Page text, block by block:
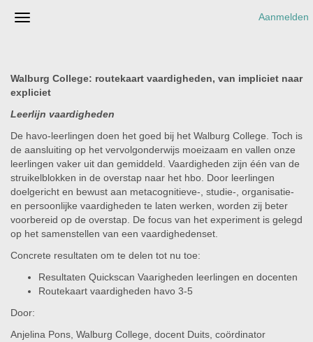
Aanmelden
Walburg College: routekaart vaardigheden, van impliciet naar
expliciet
Leerlijn vaardigheden
De havo-leerlingen doen het goed bij het Walburg College. Toch is
de aansluiting op het vervolgonderwijs moeizaam en vallen onze
leerlingen vaker uit dan gemiddeld. Vaardigheden zijn één van de
struikelblokken in de overstap naar het hbo. Door leerlingen
doelgericht en bewust aan metacognitieve-, studie-, organisatie-
en persoonlijke vaardigheden te laten werken, worden zij beter
voorbereid op de overstap. De focus van het experiment is gelegd
op het samenstellen van een vaardighedenset.
Concrete resultaten om te delen tot nu toe:
Resultaten Quickscan Vaarigheden leerlingen en docenten
Routekaart vaardigheden havo 3-5
Door:
Anjelina Pons, Walburg College, docent Duits, coördinator